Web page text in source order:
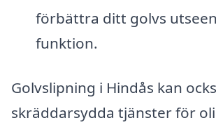
förbättra ditt golvs
funktion.
Golvslipning i Hindås kan
skräddarsydda tjänster för